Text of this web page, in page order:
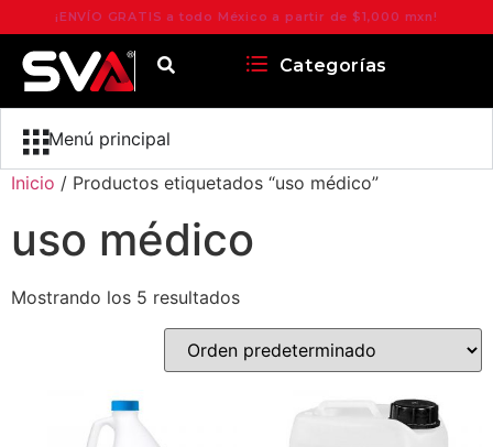
¡ENVÍO GRATIS a todo México a partir de $1,000 mxn!
Categorías
Menú principal
Inicio / Productos etiquetados “uso médico”
uso médico
Mostrando los 5 resultados